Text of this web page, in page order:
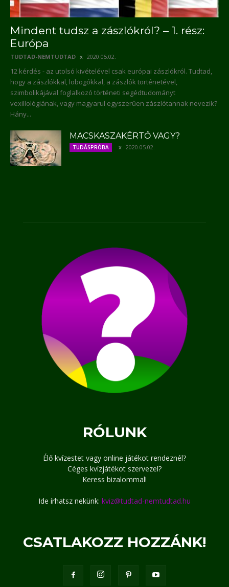
Mindent tudsz a zászlókról? – 1. rész:
Európa
TUDTAD-NEMTUDTAD 2020.05.02.
12 kérdés - az utolsó kivételével csak európai zászlókról. Tudtad,
hogy a zászlókkal, lobogókkal, a zászlók történetével,
szimbolikájával foglalkozó történeti segédtudományt
vexillológiának, vagy magyarul egyszerűen zászlótannak nevezik?
Hány...
MACSKASZAKÉRTŐ VAGY?
TUDÁSPRÓBA 2020.05.02.
RÓLUNK
Élő kvízestet vagy online játékot rendeznél?
Céges kvízjátékot szervezel?
Keress bizalommal!
Ide írhatsz nekünk: kviz@tudtad-nemtudtad.hu
CSATLAKOZZ HOZZÁNK!